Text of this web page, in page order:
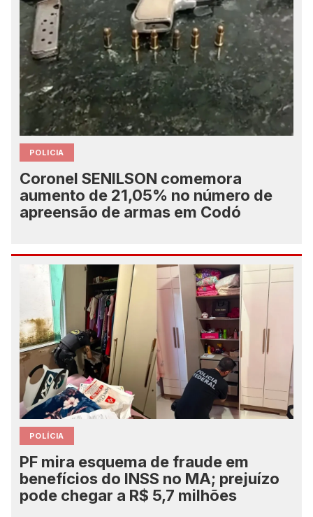
POLICIA
Coronel SENILSON comemora
aumento de 21,05% no número de
apreensão de armas em Codó
POLÍCIA
PF mira esquema de fraude em
benefícios do INSS no MA; prejuízo
pode chegar a R$ 5,7 milhões